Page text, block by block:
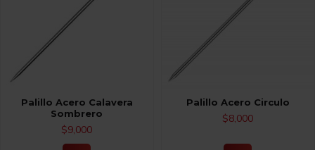
Palillo Acero Calavera
Sombrero
$9,000
Palillo Acero Circulo
$8,000